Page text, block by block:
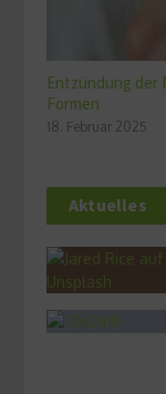
Entzündung der
Formen
18. Februar 2025
Aktuelles